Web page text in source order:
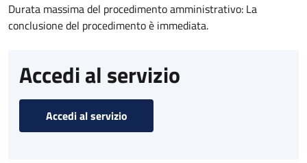
Durata massima del procedimento amministrativo: La
conclusione del procedimento è immediata.
Accedi al servizio
Accedi al servizio